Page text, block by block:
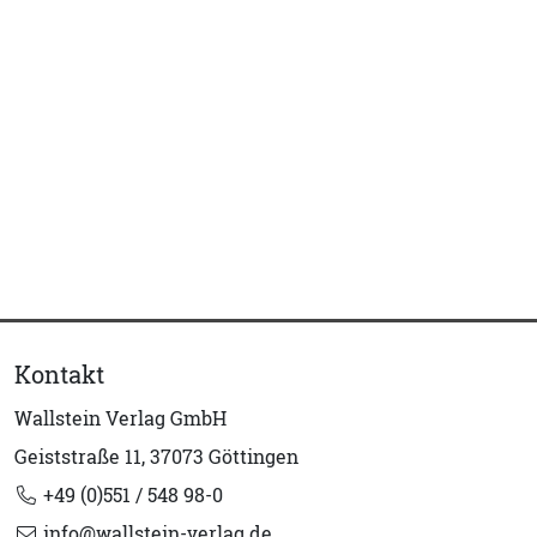
Kontakt
Wallstein Verlag GmbH
Geiststraße 11, 37073 Göttingen
+49 (0)551 / 548 98-0